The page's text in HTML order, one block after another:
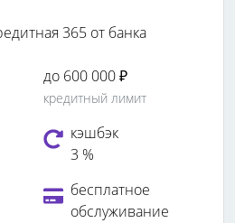
до 600 000 ₽
кредитный лимит
кэшбэк
3 %
бесплатное
обслуживание